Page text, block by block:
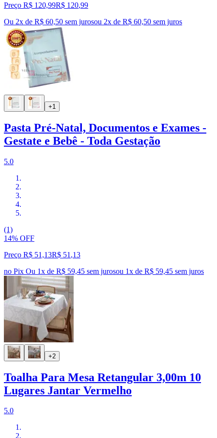
Preço R$ 120,99R$ 120,99
Ou 2x de R$ 60,50 sem jurosou 2x de R$ 60,50 sem juros
+1
Pasta Pré-Natal, Documentos e Exames -
Gestate e Bebê - Toda Gestação
5.0
(1)
14% OFF
Preço R$ 51,13R$ 51 ,13
no Pix Ou 1x de R$ 59,45 sem jurosou 1x de R$ 59,45 sem juros
+2
Toalha Para Mesa Retangular 3,00m 10
Lugares Jantar Vermelho
5.0